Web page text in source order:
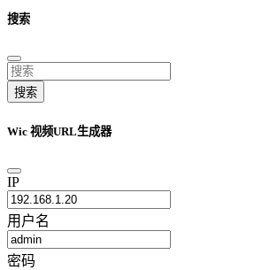
搜索
搜索
Wic 视频URL生成器
IP
用户名
密码